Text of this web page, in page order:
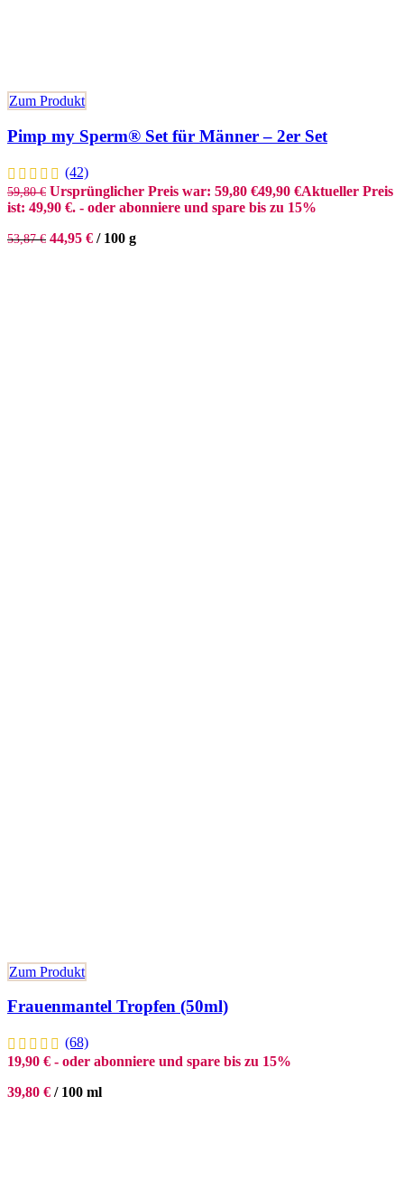
Zum Produkt
Pimp my Sperm® Set für Männer – 2er Set
(42)
59,80€ Ursprünglicher Preis war: 59,80 €49,90 €Aktueller Preis
ist: 49,90 €. - oder abonniere und spare bis zu 15%
53,87€ 44,95 € / 100 g
Zum Produkt
Frauenmantel Tropfen (50ml)
(68)
19,90 € - oder abonniere und spare bis zu 15%
39,80 € / 100 ml